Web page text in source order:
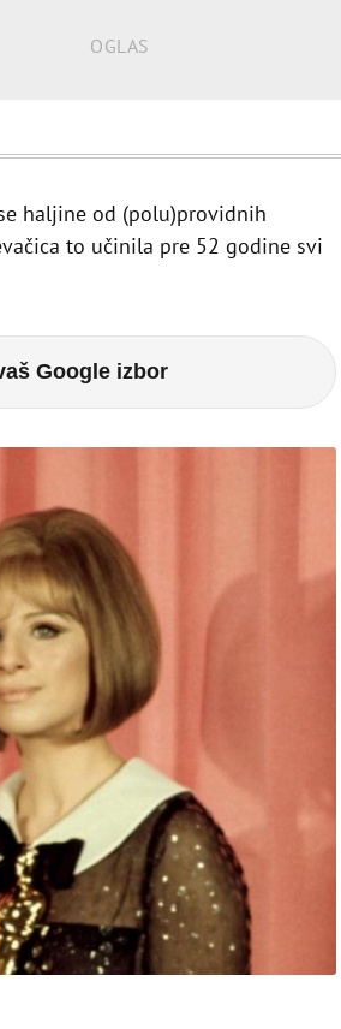
haljine od (polu)providnih
to učinila pre 52 godine svi
Google izbor